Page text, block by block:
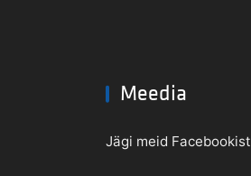
Meedia
Jägi meid Facebookist